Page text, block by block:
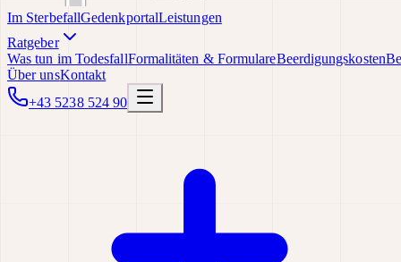
Im SterbefallGedenkportalLeistungen
Ratgeber
Was tun im TodesfallFormalitäten & FormulareBeerdigungskosten
Über unsKontakt
+43 5238 524 90